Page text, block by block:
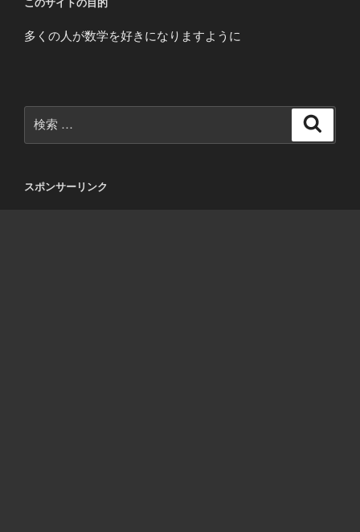
このサイトの目的
多くの人が数学を好きになりますように
索:
スポンサーリンク